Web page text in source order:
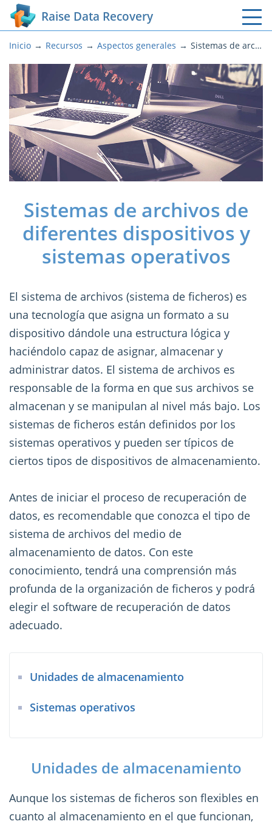
Raise Data Recovery
Inicio Recursos Aspectos generales Sistemas de archivos de diferentes dispositivos y sistemas operativos
Sistemas de archivos de
diferentes dispositivos y
sistemas operativos
El sistema de archivos (sistema de ficheros) es
una tecnología que asigna un formato a su
dispositivo dándole una estructura lógica y
haciéndolo capaz de asignar, almacenar y
administrar datos. El sistema de archivos es
responsable de la forma en que sus archivos se
almacenan y se manipulan al nivel más bajo. Los
sistemas de ficheros están definidos por los
sistemas operativos y pueden ser típicos de
ciertos tipos de dispositivos de almacenamiento.
Antes de iniciar el proceso de recuperación de
datos, es recomendable que conozca el tipo de
sistema de archivos del medio de
almacenamiento de datos. Con este
conocimiento, tendrá una comprensión más
profunda de la organización de ficheros y podrá
elegir el software de recuperación de datos
adecuado.
Unidades de almacenamiento
Sistemas operativos
Unidades de almacenamiento
Aunque los sistemas de ficheros son flexibles en
cuanto al almacenamiento en el que funcionan,